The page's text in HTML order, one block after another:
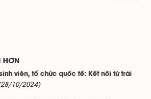
HƠN
viên, tổ chức quốc tế: Kết nối từ trái
10/2024)